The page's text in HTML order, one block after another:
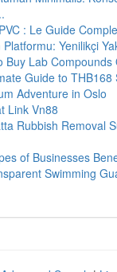
: Le Guide
Yenilikçi
Buy Lab Compounds
Guide to THB168
Adventure in Oslo
Link Vn88
Rubbish Removal
of Businesses
Swimming